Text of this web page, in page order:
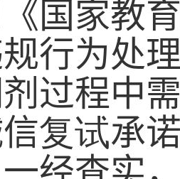
国家教
行为处
过程中
信复试承